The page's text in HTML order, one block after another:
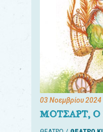
03 Νοεμβρίου 2024
ΜΟΤΣΑΡΤ, Ο